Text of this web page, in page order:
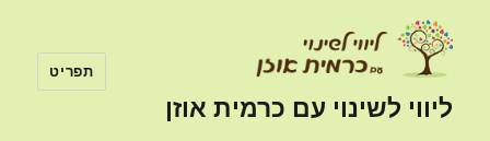
ליווי לשינוי עם כרמית אוזן
תפריט